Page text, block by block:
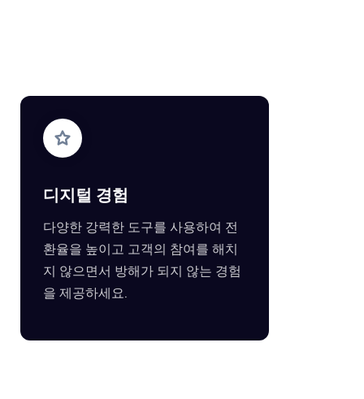
디지털 경험
다양한 강력한 도구를 사용하여 전
환율을 높이고 고객의 참여를 해치
지 않으면서 방해가 되지 않는 경험
을 제공하세요.